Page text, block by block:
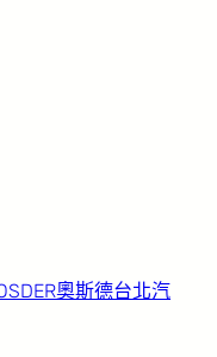
奧斯德台北汽